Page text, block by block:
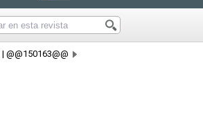
| @@150163@@